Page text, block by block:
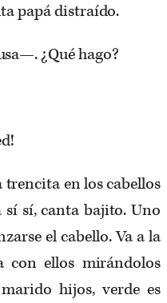
papá distraído.
¿Qué hago?
trencita en los cabellos
sí, canta bajito. Uno
el cabello. Va a la
con ellos mirándolos
hijos, verde es